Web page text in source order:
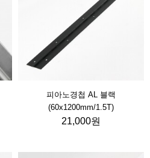
피아노경첩 AL 블랙
(60x1200mm/1.5T)
21,000원